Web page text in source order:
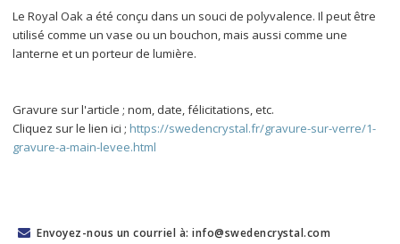
Le Royal Oak a été conçu dans un souci de polyvalence. Il peut être
utilisé comme un vase ou un bouchon, mais aussi comme une
lanterne et un porteur de lumière.
Gravure sur l'article ; nom, date, félicitations, etc.
Cliquez sur le lien ici ; https://swedencrystal.fr/gravure-sur-verre/1-
gravure-a-main-levee.html
Envoyez-nous un courriel à: info@swedencrystal.com